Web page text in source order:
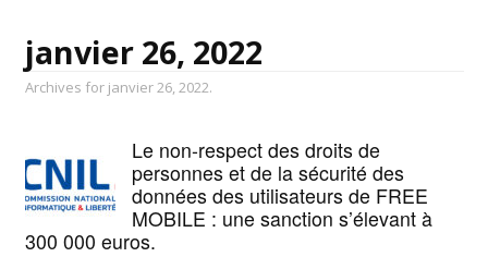
janvier 26, 2022
Archives for janvier 26, 2022.
Le non-respect des droits de
personnes et de la sécurité des
données des utilisateurs de FREE
MOBILE : une sanction s’élevant à
300 000 euros.